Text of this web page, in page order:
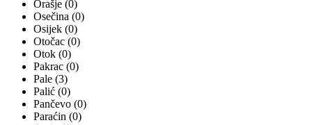
Orašje (0)
Osečina (0)
Osijek (0)
Otočac (0)
Otok (0)
Pakrac (0)
Pale (3)
Palić (0)
Pančevo (0)
Paraćin (0)